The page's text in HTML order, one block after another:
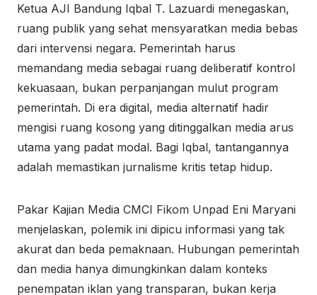
Ketua AJI Bandung Iqbal T. Lazuardi menegaskan,
ruang publik yang sehat mensyaratkan media bebas
dari intervensi negara. Pemerintah harus
memandang media sebagai ruang deliberatif kontrol
kekuasaan, bukan perpanjangan mulut program
pemerintah. Di era digital, media alternatif hadir
mengisi ruang kosong yang ditinggalkan media arus
utama yang padat modal. Bagi Iqbal, tantangannya
adalah memastikan jurnalisme kritis tetap hidup.
Pakar Kajian Media CMCI Fikom Unpad Eni Maryani
menjelaskan, polemik ini dipicu informasi yang tak
akurat dan beda pemaknaan. Hubungan pemerintah
dan media hanya dimungkinkan dalam konteks
penempatan iklan yang transparan, bukan kerja